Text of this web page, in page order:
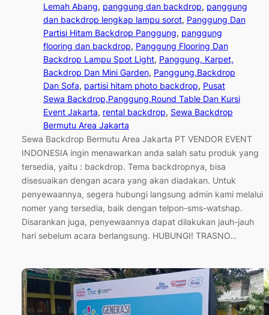
Lemah Abang, panggung dan backdrop, panggung
dan backdrop lengkap lampu sorot, Panggung Dan
Partisi Hitam Backdrop Panggung, panggung
flooring dan backdrop, Panggung Flooring Dan
Backdrop Lampu Spot Light, Panggung, Karpet,
Backdrop Dan Mini Garden, Panggung,Backdrop
Dan Sofa, partisi hitam photo backdrop, Pusat
Sewa Backdrop,Panggung,Round Table Dan Kursi
Event Jakarta, rental backdrop, Sewa Backdrop
Bermutu Area Jakarta
Sewa Backdrop Bermutu Area Jakarta PT VENDOR EVENT
INDONESIA ingin menawarkan anda salah satu produk yang
tersedia, yaitu : backdrop. Tema backdropnya, bisa
disesuaikan dengan acara yang akan diadakan. Untuk
penyewaannya, segera hubungi langsung admin kami melalui
nomer yang tersedia, baik dengan telpon-sms-watshap.
Disarankan juga, penyewaannya dapat dilakukan jauh-jauh
hari sebelum acara berlangsung. HUBUNGI! TRASNO…